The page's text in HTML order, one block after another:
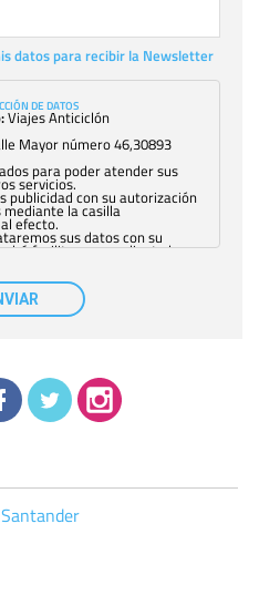
datos para recibir la Newsletter
DE DATOS
Viajes Anticiclón
Mayor número 46,30893
para poder atender sus
servicios.
publicidad con su autorización
la casilla
efecto.
sus datos con su
facilitarnos mediante la
sólo el personal de
autorizado podrá
que le pedimos. No se
tratamos sus datos en la